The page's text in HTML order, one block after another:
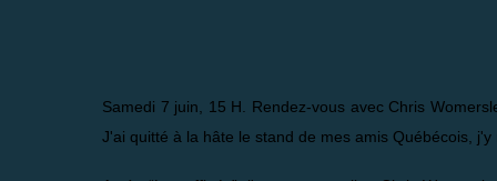
Samedi 7 juin, 15 H. Rendez-vous avec Chris
J'ai quitté à la hâte le stand de mes amis Québécois,